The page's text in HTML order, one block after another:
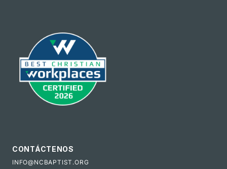
CONTÁCTENOS
INFO@NCBAPTIST.ORG